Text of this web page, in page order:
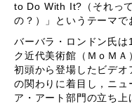
to Do With It?（それっ
の？）」というテーマで
バーバラ・ロンドン氏
ク近代美術館（ＭｏＭ
初頭から登場したビデオ
の関わりに着目し，ニュ
ア・アート部門の立ち